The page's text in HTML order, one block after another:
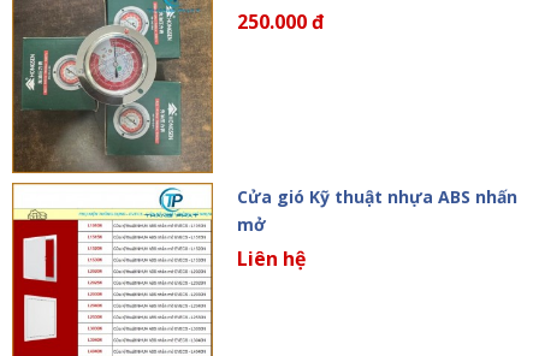
250.000 đ
Cửa gió Kỹ thuật nhựa ABS nhấn
mở
Liên hệ